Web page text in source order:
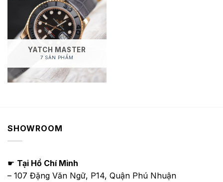
YATCH MASTER
7 SẢN PHẨM
SHOWROOM
☛ Tại Hồ Chí Minh
– 107 Đặng Văn Ngữ, P14, Quận Phú Nhuận